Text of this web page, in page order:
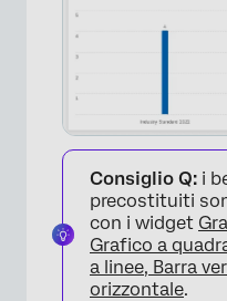
Consiglio Q: i
precostituiti
con i widget
Grafico a
a linee, Barra
orizzontale.